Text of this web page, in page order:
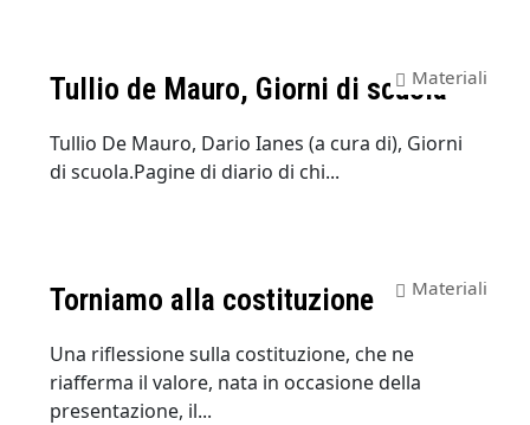
Tullio de Mauro, Giorni di scuolaMateriali
Tullio De Mauro, Dario Ianes (a cura di), Giorni
di scuola.Pagine di diario di chi...
Torniamo alla costituzione Materiali
Una riflessione sulla costituzione, che ne
riafferma il valore, nata in occasione della
presentazione, il...